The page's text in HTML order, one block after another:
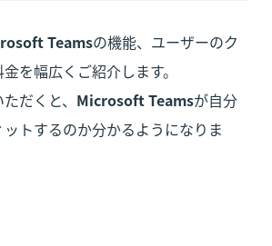
Teamsの機能、ユーザーのク
を幅広くご紹介します。
だくと、 Microsoft Teamsが自分
トするのか分かるようになりま